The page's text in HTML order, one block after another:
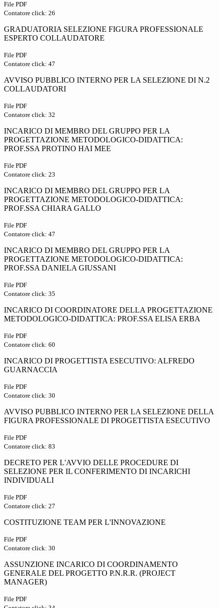
File PDF
Contatore click: 26
GRADUATORIA SELEZIONE FIGURA PROFESSIONALE
ESPERTO COLLAUDATORE
File PDF
Contatore click: 47
AVVISO PUBBLICO INTERNO PER LA SELEZIONE DI N.2
COLLAUDATORI
File PDF
Contatore click: 32
INCARICO DI MEMBRO DEL GRUPPO PER LA
PROGETTAZIONE METODOLOGICO-DIDATTICA:
PROF.SSA PROTINO HAI MEE
File PDF
Contatore click: 23
INCARICO DI MEMBRO DEL GRUPPO PER LA
PROGETTAZIONE METODOLOGICO-DIDATTICA:
PROF.SSA CHIARA GALLO
File PDF
Contatore click: 47
INCARICO DI MEMBRO DEL GRUPPO PER LA
PROGETTAZIONE METODOLOGICO-DIDATTICA:
PROF.SSA DANIELA GIUSSANI
File PDF
Contatore click: 35
INCARICO DI COORDINATORE DELLA PROGETTAZIONE
METODOLOGICO-DIDATTICA: PROF.SSA ELISA ERBA
File PDF
Contatore click: 60
INCARICO DI PROGETTISTA ESECUTIVO: ALFREDO
GUARNACCIA
File PDF
Contatore click: 30
AVVISO PUBBLICO INTERNO PER LA SELEZIONE DELLA
FIGURA PROFESSIONALE DI PROGETTISTA ESECUTIVO
File PDF
Contatore click: 83
DECRETO PER L'AVVIO DELLE PROCEDURE DI
SELEZIONE PER IL CONFERIMENTO DI INCARICHI
INDIVIDUALI
File PDF
Contatore click: 27
COSTITUZIONE TEAM PER L'INNOVAZIONE
File PDF
Contatore click: 30
ASSUNZIONE INCARICO DI COORDINAMENTO
GENERALE DEL PROGETTO P.N.R.R. (PROJECT
MANAGER)
File PDF